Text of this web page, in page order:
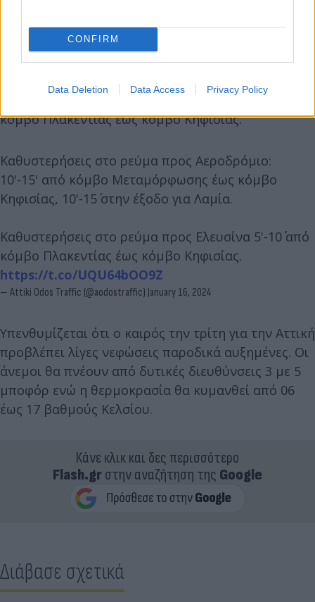
CONFIRM
Data Deletion Data Access Privacy Policy
Καθυστερήσεις στο ρεύμα προς Ελευσίνα 5'-10΄ από
κόμβο Πλακεντίας έως κόμβο Κηφισίας.
Καθυστερήσεις στο ρεύμα προς Αεροδρόμιο:
10'-15' από κόμβο Μεταμόρφωσης έως κόμβο
Κηφισίας, 10'-15΄ στην έξοδο για Λαμία.
Καθυστερήσεις στο ρεύμα προς Ελευσίνα 5'-10΄ από
κόμβο Πλακεντίας έως κόμβο Κηφισίας.
https://t.co/UQU64bOO9Z
— Attiki Odos Traffic (@aodostraffic) January 16, 2024
Υπενθυμίζεται ότι ο καιρός την τρίτη για την Αττική
προβλέπει λίγες νεφώσεις παροδικά αυξημένες. Οι
άνεμοι θα πνέουν από δυτικές διευθύνσεις 3 με 5
μποφόρ ενώ η θερμοκρασία θα κυμανθεί από 06
έως 17 βαθμούς Κελσίου.
Κάνε κλικ και δες περισσότερο
Flash.grστην αναζήτηση της Google
Διάβασε σχετικά